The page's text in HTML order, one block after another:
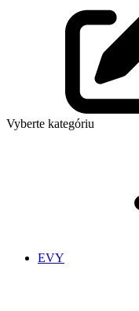
Vyberte kategóriu
EVY